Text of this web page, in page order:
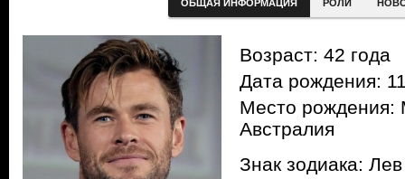
ОБЩАЯ ИНФОРМАЦИЯ РОЛИ
Возраст: 42 года
Дата рождения:
Место рождения:
Австралия
Знак зодиака: Лев